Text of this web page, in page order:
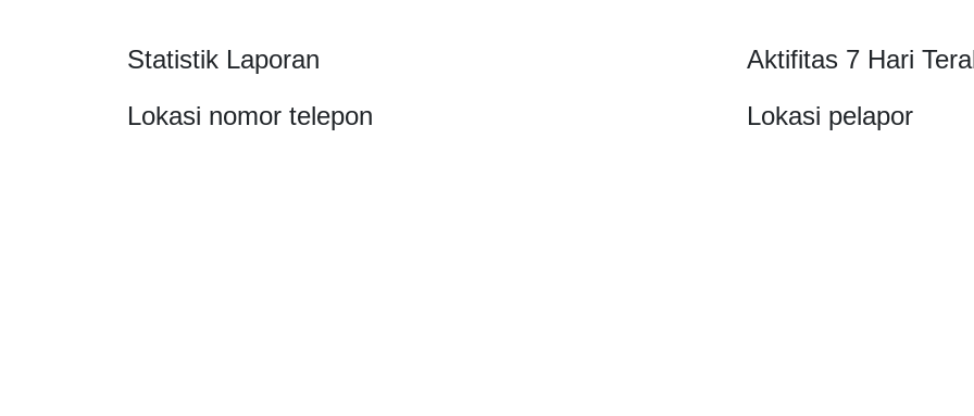
Statistik Laporan
Aktifitas 7 Hari
Lokasi nomor telepon
Lokasi pelapor